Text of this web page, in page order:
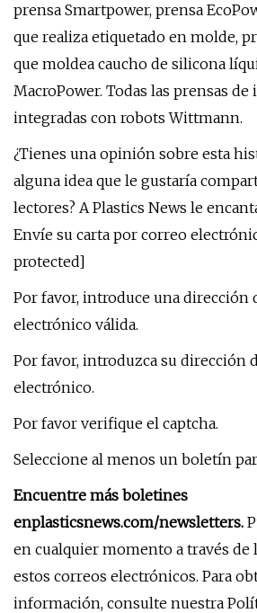
prensa Smartpower, prensa
que realiza etiquetado en molde,
que moldea caucho de silicona
MacroPower. Todas las prensas
integradas con robots Wittmann.
¿Tienes una opinión sobre esta
alguna idea que le gustaría
lectores? A Plastics News le
Envíe su carta por correo
protected]
Por favor, introduce una dirección
electrónico válida.
Por favor, introduzca su dirección
electrónico.
Por favor verifique el captcha.
Seleccione al menos un boletín
Encuentre más boletines
enplasticsnews.com/newsletters.
en cualquier momento a través de
estos correos electrónicos. Para
información, consulte nuestra